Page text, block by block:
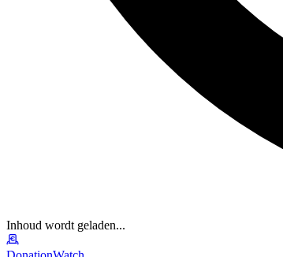
Inhoud wordt geladen...